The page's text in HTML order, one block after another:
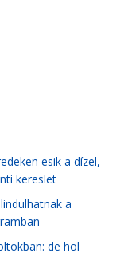
esik a dízel,
kereslet
a
de hol